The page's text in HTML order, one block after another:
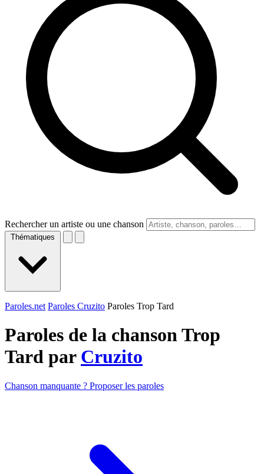
Rechercher un artiste ou une chanson
Thématiques
Paroles.net Paroles Cruzito Paroles Trop Tard
Paroles de la chanson Trop
Tard par Cruzito
Chanson manquante ? Proposer les paroles